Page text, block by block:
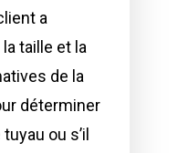
a
taille et la
de la
déterminer
ou s’il